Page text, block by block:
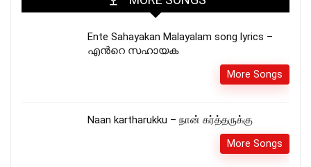
Ente Sahayakan Malayalam song lyrics –
എൻറെ സഹായക
More Songs
Naan kartharukku – நான் கர்த்தருக்கு
More Songs